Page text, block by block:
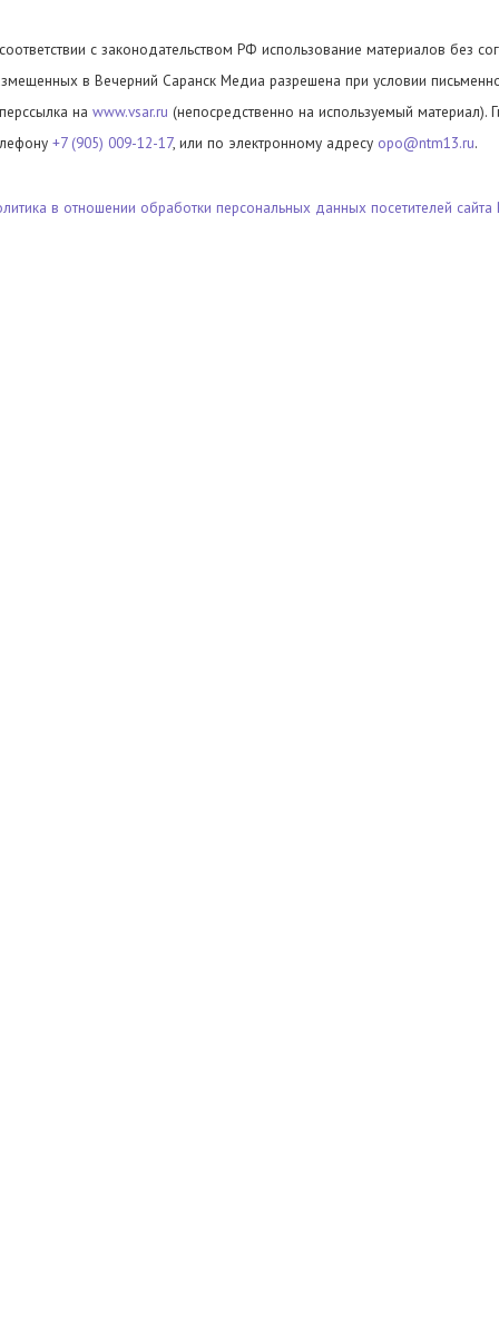
с законодательством РФ использование материалов без
в Вечерний Саранск Медиа разрешена при условии
на www.vsar.ru (непосредственно на используемый материал).
+7 (905) 009-12-17, или по электронному адресу opo@ntm13.ru.
в отношении обработки персональных данных посетителей